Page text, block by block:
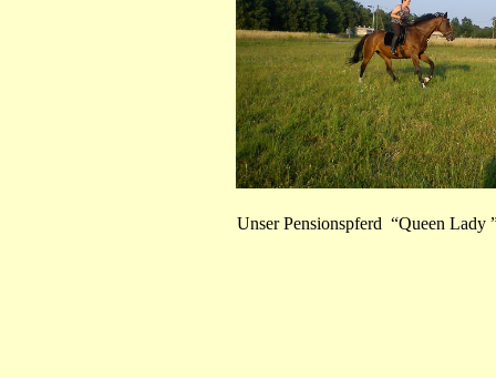
Unser Pensionspferd “Queen Lady